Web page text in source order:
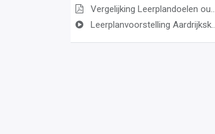
Vergelijking Leerplandoelen oude en nieuwe leerplan aardrijkskunde 1ste graad A-stroom
Leerplanvoorstelling Aardrijkskunde 1A - opname webinar